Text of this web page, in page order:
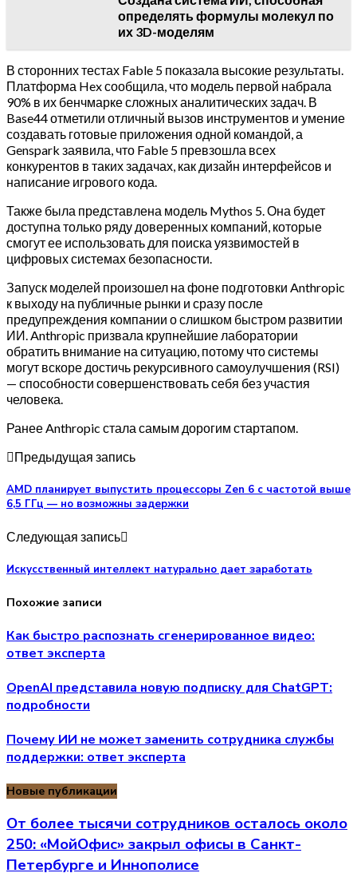
определять формулы молекул по
их 3D-моделям
В сторонних тестах Fable 5 показала высокие результаты.
Платформа Hex сообщила, что модель первой набрала
90% в их бенчмарке сложных аналитических задач. В
Base44 отметили отличный вызов инструментов и умение
создавать готовые приложения одной командой, а
Genspark заявила, что Fable 5 превзошла всех
конкурентов в таких задачах, как дизайн интерфейсов и
написание игрового кода.
Также была представлена модель Mythos 5. Она будет
доступна только ряду доверенных компаний, которые
смогут ее использовать для поиска уязвимостей в
цифровых системах безопасности.
Запуск моделей произошел на фоне подготовки Anthropic
к выходу на публичные рынки и сразу после
предупреждения компании о слишком быстром развитии
ИИ. Anthropic призвала крупнейшие лаборатории
обратить внимание на ситуацию, потому что системы
могут вскоре достичь рекурсивного самоулучшения (RSI)
— способности совершенствовать себя без участия
человека.
Ранее Anthropic стала самым дорогим стартапом.
Предыдущая запись
AMD планирует выпустить процессоры Zen 6 с частотой выше
6,5 ГГц — но возможны задержки
Следующая запись
Искусственный интеллект натурально дает заработать
Похожие записи
Как быстро распознать сгенерированное видео:
ответ эксперта
OpenAI представила новую подписку для ChatGPT:
подробности
Почему ИИ не может заменить сотрудника службы
поддержки: ответ эксперта
Новые публикации
От более тысячи сотрудников осталось около
250: «МойОфис» закрыл офисы в Санкт-
Петербурге и Иннополисе